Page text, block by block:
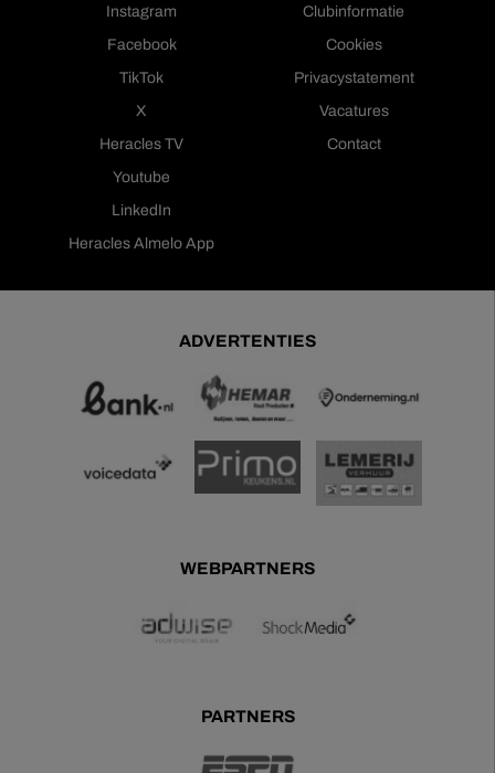
Instagram
Facebook
TikTok
X
Heracles TV
Youtube
LinkedIn
Heracles Almelo App
Clubinformatie
Cookies
Privacystatement
Vacatures
Contact
ADVERTENTIES
WEBPARTNERS
PARTNERS